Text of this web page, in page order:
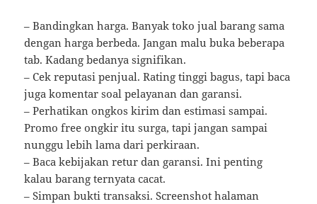
– Bandingkan harga. Banyak toko jual barang sama
dengan harga berbeda. Jangan malu buka beberapa
tab. Kadang bedanya signifikan.
– Cek reputasi penjual. Rating tinggi bagus, tapi baca
juga komentar soal pelayanan dan garansi.
– Perhatikan ongkos kirim dan estimasi sampai.
Promo free ongkir itu surga, tapi jangan sampai
nunggu lebih lama dari perkiraan.
– Baca kebijakan retur dan garansi. Ini penting
kalau barang ternyata cacat.
– Simpan bukti transaksi. Screenshot halaman